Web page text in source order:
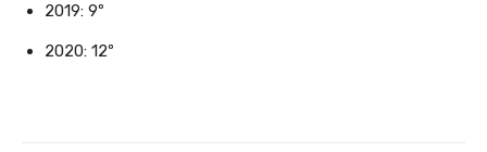
2019: 9º
2020: 12º